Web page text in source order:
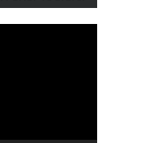
vídeo